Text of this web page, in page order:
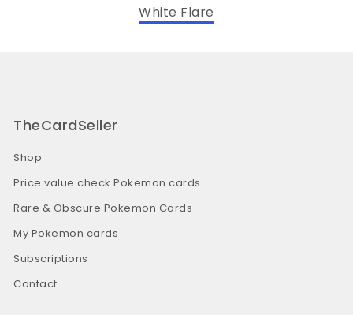
White Flare
TheCardSeller
Shop
Price value check Pokemon cards
Rare & Obscure Pokemon Cards
My Pokemon cards
Subscriptions
Contact